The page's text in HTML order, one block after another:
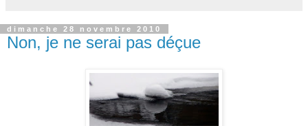
dimanche 28 novembre 2010
Non, je ne serai pas déçue